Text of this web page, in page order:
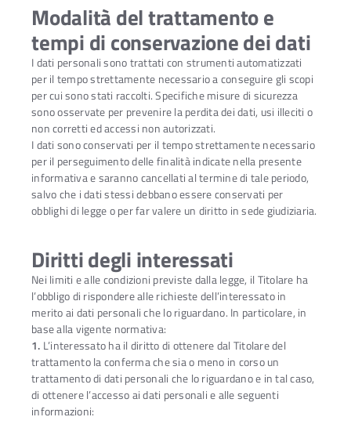
Modalità del trattamento e
tempi di conservazione dei dati
I dati personali sono trattati con strumenti automatizzati
per il tempo strettamente necessario a conseguire gli scopi
per cui sono stati raccolti. Specifiche misure di sicurezza
sono osservate per prevenire la perdita dei dati, usi illeciti o
non corretti ed accessi non autorizzati.
I dati sono conservati per il tempo strettamente necessario
per il perseguimento delle finalità indicate nella presente
informativa e saranno cancellati al termine di tale periodo,
salvo che i dati stessi debbano essere conservati per
obblighi di legge o per far valere un diritto in sede giudiziaria.
Diritti degli interessati
Nei limiti e alle condizioni previste dalla legge, il Titolare ha
l’obbligo di rispondere alle richieste dell’interessato in
merito ai dati personali che lo riguardano. In particolare, in
base alla vigente normativa:
1. L’interessato ha il diritto di ottenere dal Titolare del
trattamento la conferma che sia o meno in corso un
trattamento di dati personali che lo riguardano e in tal caso,
di ottenere l’accesso ai dati personali e alle seguenti
informazioni: